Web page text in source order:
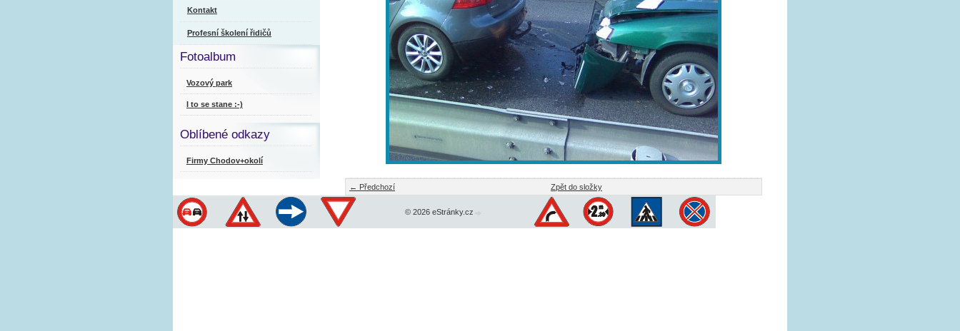
← Předchozí Zpět do složky
Kontakt
Profesní školení řidičů
Fotoalbum
Vozový park
I to se stane :-)
Oblíbené odkazy
Firmy Chodov+okolí
© 2026 eStránky.cz